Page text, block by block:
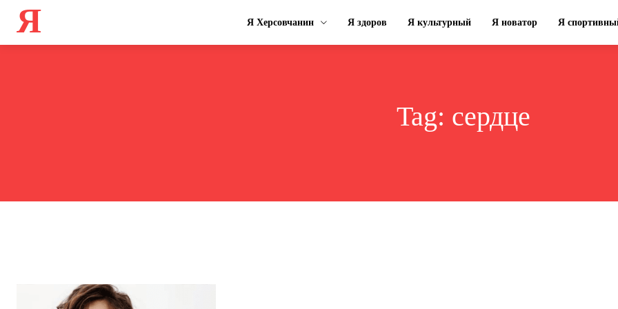
Я Я Херсовчанин Я здоров Я культурный Я новатор Я
Tag: сердце